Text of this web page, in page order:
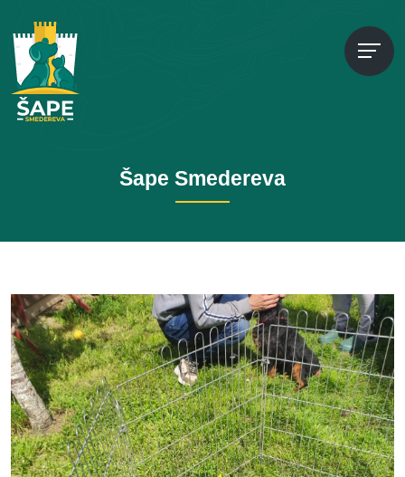
Šape Smedereva